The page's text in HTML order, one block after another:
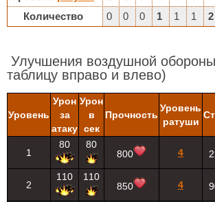
Количество
0 0 0 1 1 1 2
Улучшения воздушной обороны
таблицу вправо и влево)
Уровень
Урон
за
атаку
Урон
в
сек
Прочность
Уровень
ратуши
1
80
80
800
4
2
110
110
850
4